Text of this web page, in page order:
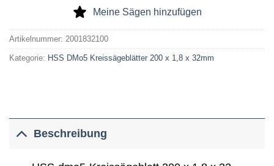
Meine Sägen hinzufügen
Artikelnummer: 2001832100
Kategorie: HSS DMo5 Kreissägeblätter 200 x 1,8 x 32mm
Beschreibung